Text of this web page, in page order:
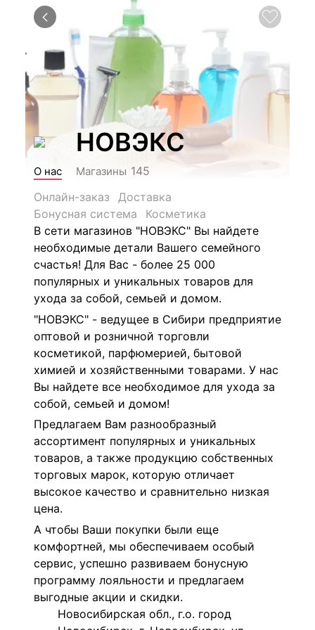
НОВЭКС
О нас Магазины 145
Онлайн-заказ
Доставка
Бонусная система
Косметика
В сети магазинов "НОВЭКС" Вы найдете
необходимые детали Вашего семейного
счастья! Для Вас - более 25 000
популярных и уникальных товаров для
ухода за собой, семьей и домом.
"НОВЭКС" - ведущее в Сибири предприятие
оптовой и розничной торговли
косметикой, парфюмерией, бытовой
химией и хозяйственными товарами. У нас
Вы найдете все необходимое для ухода за
собой, семьей и домом!
Предлагаем Вам разнообразный
ассортимент популярных и уникальных
товаров, а также продукцию собственных
торговых марок, которую отличает
высокое качество и сравнительно низкая
цена.
А чтобы Ваши покупки были еще
комфортней, мы обеспечиваем особый
сервис, успешно развиваем бонусную
программу лояльности и предлагаем
выгодные акции и скидки.
Новосибирская обл., г.о. город